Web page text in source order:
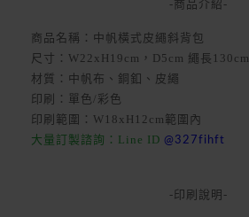
-商品介紹-
商品名稱：中帆橫式皮繩斜背包
尺寸：W22xH19cm，D5cm 繩長130cm
材質：中帆布、銅釦、皮繩
印刷：單色/彩色
印刷範圍：W18xH12cm範圍內
大量訂製諮詢：Line ID @327fihft
-印刷說明-